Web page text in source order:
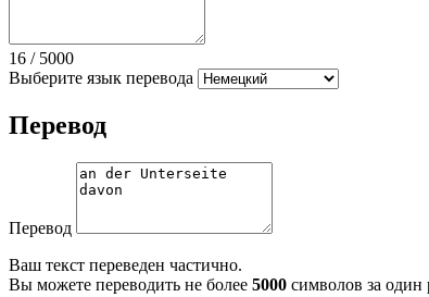
16 / 5000
Выберите язык перевода
Перевод
Перевод
Ваш текст переведен частично.
Вы можете переводить не более 5000 символов за один